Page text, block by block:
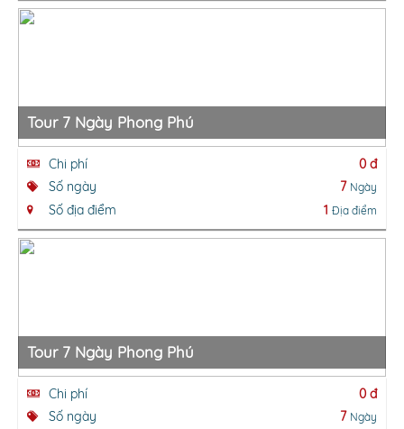
Tour 7 Ngày Phong Phú
Chi phí
0 đ
Số ngày
7 Ngày
Số địa điểm 1 Địa điểm
Tour 7 Ngày Phong Phú
Chi phí
0 đ
Số ngày
7 Ngày